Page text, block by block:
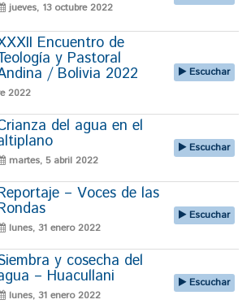
jueves, 13 octubre 2022
Encuentro de
y Pastoral
/ Bolivia 2022
2022
Escuchar
del agua en el
martes, 5 abril 2022
Escuchar
– Voces de las
lunes, 31 enero 2022
Escuchar
y cosecha del
– Huacullani
lunes, 31 enero 2022
Escuchar